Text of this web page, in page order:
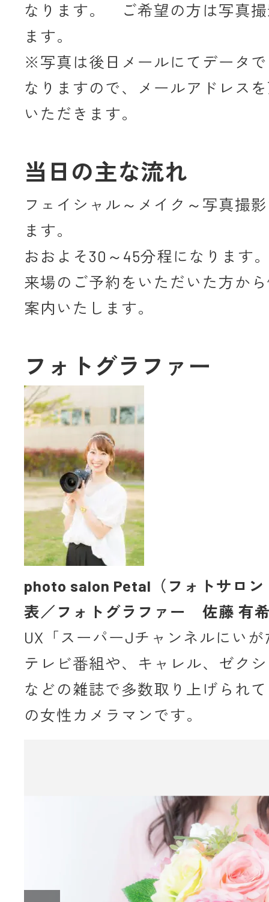
なります。 ご希望の方は写真
ます。
※写真は後日メールにてデータ
なりますので、メールアドレス
いただきます。
当日の主な流れ
フェイシャル～メイク～写真撮
ます。
おおよそ30～45分程になります
来場のご予約をいただいた方か
案内いたします。
フォトグラファー
photo salon Petal（フォトサロン
表／フォトグラファー 佐藤 有
UX「スーパーJチャンネルにい
テレビ番組や、キャレル、ゼク
などの雑誌で多数取り上げられ
の女性カメラマンです。